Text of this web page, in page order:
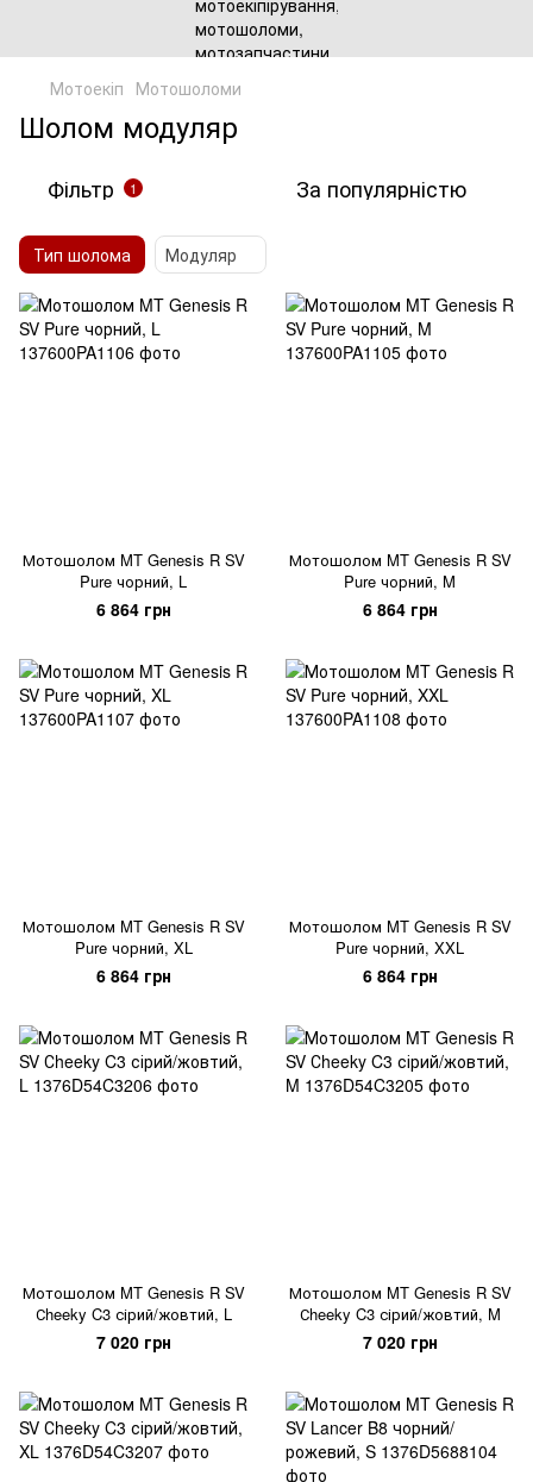
Мотоекіп Мотошоломи
Шолом модуляр
Фільтр 1 За популярністю
Тип шолома Модуляр
Мотошолом MT Genesis R SV
Pure чорний, L
6 864 грн
Мотошолом MT Genesis R SV
Pure чорний, M
6 864 грн
Мотошолом MT Genesis R SV
Pure чорний, XL
6 864 грн
Мотошолом MT Genesis R SV
Pure чорний, XXL
6 864 грн
Мотошолом MT Genesis R SV
Сheeky C3 сірий/жовтий, L
7 020 грн
Мотошолом MT Genesis R SV
Сheeky C3 сірий/жовтий, M
7 020 грн